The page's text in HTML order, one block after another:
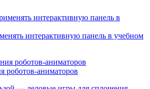
интерактивную панель в учебном
роботов-аниматоров